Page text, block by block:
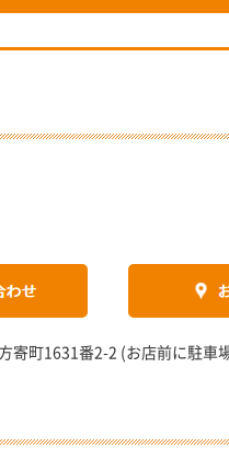
町1631番2-2 (お店前に駐車